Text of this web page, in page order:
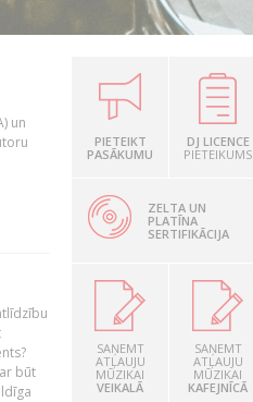
un
būt
PIETEIKT
PASĀKUMU
DJ LICENCE
PIETEIKUMS
ZELTA UN
PLATĪNA
SERTIFIKĀCIJA
SAŅEMT
ATĻAUJU
MŪZIKAI
VEIKALĀ
SAŅEMT
ATĻAUJU
MŪZIKAI
KAFEJNĪCĀ